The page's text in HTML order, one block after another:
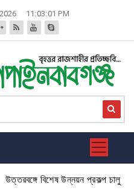
11:03:01 PM
উত্তরবঙ্গে বিশেষ উন্নয়ন প্রকল্প চালু হতে